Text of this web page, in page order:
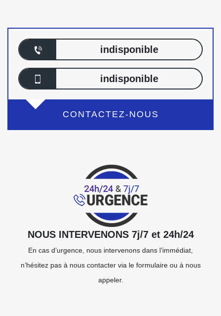
indisponible
indisponible
CONTACTEZ-NOUS
NOUS INTERVENONS 7j/7 et 24h/24
En cas d’urgence, nous intervenons dans l’immédiat,
n’hésitez pas à nous contacter via le formulaire ou à nous
appeler.